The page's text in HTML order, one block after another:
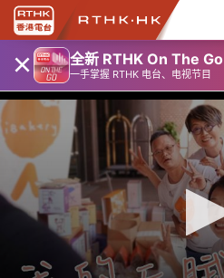
× 全新 RTHK On The Go
一手掌握 RTHK 电台、电视节目